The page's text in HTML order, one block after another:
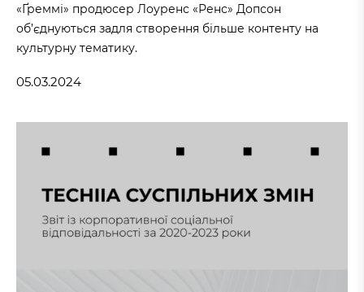
«Ґреммі» продюсер Лоуренс «Ренс» Допсон
об’єднуються задля створення більше контенту на
культурну тематику.
05.03.2024